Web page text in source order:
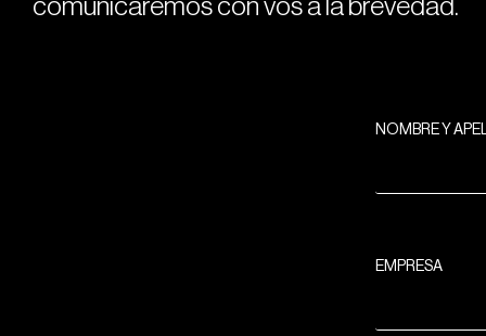
comunicaremos con vos a la brevedad.
NOMBRE Y
EMPRESA